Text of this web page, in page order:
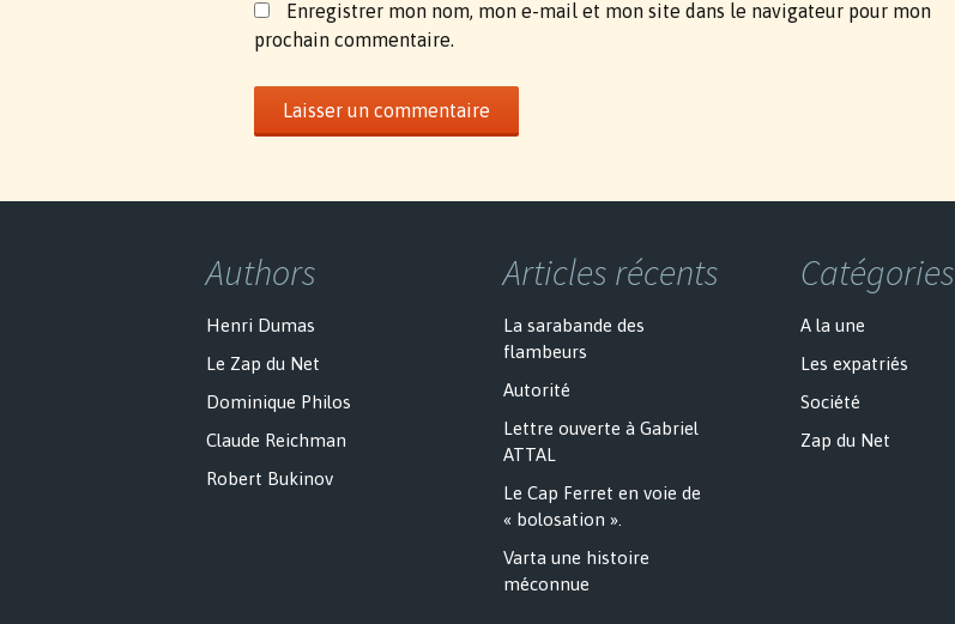
Enregistrer mon nom, mon e-mail et mon site dans le navigateur pour mon
prochain commentaire.
Authors
Henri Dumas
Le Zap du Net
Dominique Philos
Claude Reichman
Robert Bukinov
Articles récents
La sarabande des
flambeurs
Autorité
Lettre ouverte à Gabriel
ATTAL
Le Cap Ferret en voie de
« bolosation ».
Varta une histoire
méconnue
Catégories
A la une
Les expatriés
Société
Zap du Net